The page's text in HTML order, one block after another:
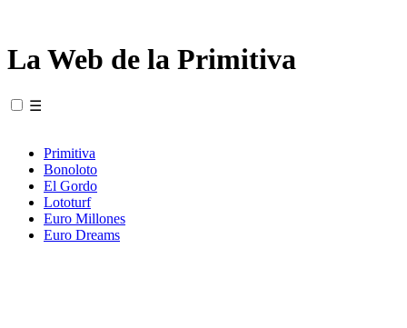
La Web de la Primitiva
☰
Primitiva
Bonoloto
El Gordo
Lototurf
Euro Millones
Euro Dreams